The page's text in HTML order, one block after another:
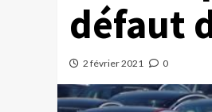
défaut
2 février 2021 0